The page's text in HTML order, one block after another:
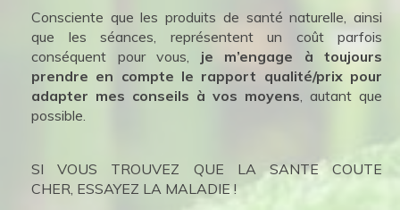
Consciente que les produits de santé naturelle, ainsi
que les séances, représentent un coût parfois
conséquent pour vous, je m’engage à toujours
prendre en compte le rapport qualité/prix pour
adapter mes conseils à vos moyens , autant que
possible.
SI VOUS TROUVEZ QUE LA SANTE COUTE
CHER, ESSAYEZ LA MALADIE !